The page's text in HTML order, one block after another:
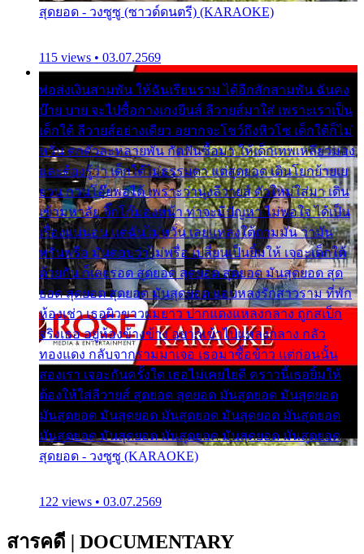
สุดยอด - วงซูซู (ซาวด์ดนตรี) (KARAOKE)
115 views • 03.07.2569
พ่อส่งเงินสามพัน ให้ฉันเรียนราม ได้อีกสักสามพัน ฉันคง
บ๊าย บาย จะไปซื้อกางเกงยีนส์ ลีวายส์มาใส่ เพราะเราเป็น
เด็กใต้ ลีวายส์อย่างเดียว อยากจะโชว์ถึงหิวโซ เด็กใต้ก็ไม่
หวั่น ตกตัวละหลายพัน กัดฟันซื้อมา ให้เด็กเทพเหลียวมอง
และต้องรู้ว่า เด็กใต้ไม่ธรรมดา แต่สุดยอด เดินโยกย้ายเย
ยวน กวนโอ๊ยพอได้ เพราะว่านุ่งลีวายส์ ตัวใหม่ใส่มา เดิน
เข้ามหาลัย จิ๊กโก๊มองหน้า ท่าจะมีปัญหา ไม่พอใจ ได้เป็น
เรื่องแน่นอน แต่ฉันไม่หวั่น เลยแหลงใต้ถามมัน ว่ามัน
พรั่นพรือ มันตอบว่าไม่พรื่อ เปลี่ยนเป็นยิ้มให้ เจอะเด็กใต้
ด้วยกัน ก็เลยรอด สุดยอด สุดยอด สุดยอด มันสุดยอด สุด
ยอด สุดยอด สุดยอด มันสุดยอด แอบหลงรักสาวราม ที่พัก
ห้องเช่า เธอผิวขาวผมยาว ปากแดงแหลงกลาง ถูกสเป็ก
จริงเธอ อยู่ห้องข้างข้าง อยากเข้าไปแหลงกลาง กลัว
ทองแดง กลับจากรามมาเจอ เธอมาซื้อข้าว แต่ก่อนนั้น
สองเรา เจอะกันครั้งใด เธอไม่เคยไยดี คราวนี้เธอยิ้มให้
ต้องให้ใส่ลีวายส์ สุดยอด สุดยอด มันสุดยอด มันสุดยอด
มันสุดยอด มันสุดยอด มันสุดยอด มันสุดยอด มันสุดยอด
มันสุดยอด มันสุดยอด มันสุดยอด มันสุดยอด มันสุดยอด
สุดยอด - วงซูซู (KARAOKE)
122 views • 03.07.2569
สารคดี | DOCUMENTARY